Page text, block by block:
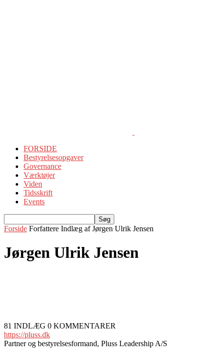
FORSIDE
Bestyrelsesopgaver
Governance
Værktøjer
Viden
Tidsskrift
Events
Forside Forfattere Indlæg af Jørgen Ulrik Jensen
Jørgen Ulrik Jensen
81 INDLÆG 0 KOMMENTARER
https://pluss.dk
Partner og bestyrelsesformand, Pluss Leadership A/S